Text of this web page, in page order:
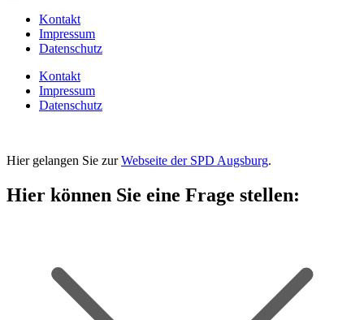
Kontakt
Impressum
Datenschutz
Kontakt
Impressum
Datenschutz
Hier gelangen Sie zurWebseite der SPD Augsburg.
Hier können Sie eine Frage stellen: